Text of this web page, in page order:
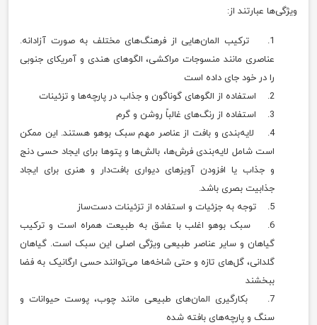
ویژگی‌ها عبارتند از:
1. ترکیب المان‌هایی از فرهنگ‌های مختلف به صورت آزادانه.
عناصری مانند منسوجات مراکشی، الگوهای هندی و آمریکای جنوبی
را در خود جای داده است
2. استفاده از الگوهای گوناگون و جذاب در پارچه‌ها و تزئینات
3. استفاده از رنگ‌های غالباً روشن و گرم
4. لایه‌بندی و بافت از عناصر مهم سبک بوهو هستند. این ممکن
است شامل لایه‌بندی فرش‌ها، بالش‌ها و پتوها برای ایجاد حسی دنج
و جذاب یا افزودن آویزهای دیواری بافت‌دار و هنری برای ایجاد
جذابیت بصری باشد.
5. توجه به جزئیات و استفاده از تزئینات دست‌ساز
6. سبک بوهو اغلب با عشق به طبیعت همراه است و ترکیب
گیاهان و سایر عناصر طبیعی ویژگی اصلی این سبک است. گیاهان
گلدانی، گل‌های تازه و حتی شاخه‌ها می‌توانند حسی ارگانیک به فضا
ببخشند
7. بکارگیری المان‌های طبیعی مانند چوب، پوست حیوانات و
سنگ و پارچه‌های بافته شده